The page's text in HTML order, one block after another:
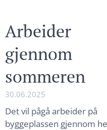
Arbeider
gjennom
sommeren
30.06.2025
Det vil pågå arbeider på
byggeplassen gjennom